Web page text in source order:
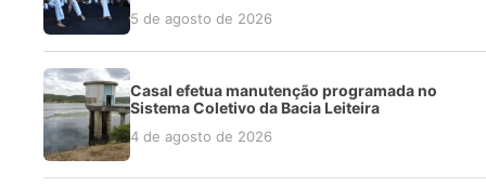
5 de agosto de 2026
Casal efetua manutenção programada no
Sistema Coletivo da Bacia Leiteira
4 de agosto de 2026